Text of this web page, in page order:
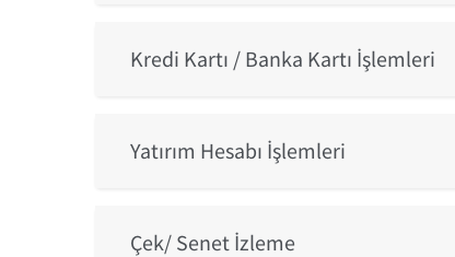
Kredi Kartı / Banka Kartı İşlemleri
Yatırım Hesabı İşlemleri
Çek/ Senet İzleme